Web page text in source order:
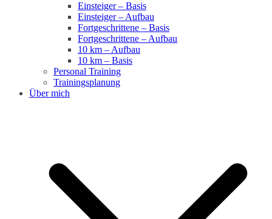
Einsteiger – Basis
Einsteiger – Aufbau
Fortgeschrittene – Basis
Fortgeschrittene – Aufbau
10 km – Aufbau
10 km – Basis
Personal Training
Trainingsplanung
Über mich